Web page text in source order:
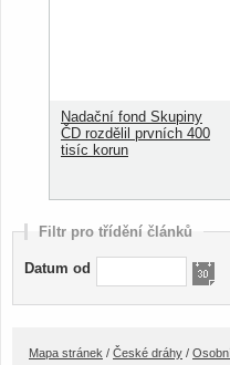
Nadační fond Skupiny
ČD rozdělil prvních 400
tisíc korun
Filtr pro třídění článků
Datum od
Mapa stránek / České dráhy /